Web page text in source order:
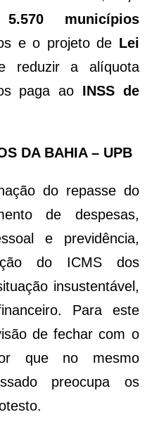
5.570 municípios
e o projeto de Lei
reduzir a alíquota
paga ao INSS de
DA BAHIA – UPB
do repasse do
de despesas,
e previdência,
do ICMS dos
insustentável,
Para este
de fechar com o
que no mesmo
preocupa os